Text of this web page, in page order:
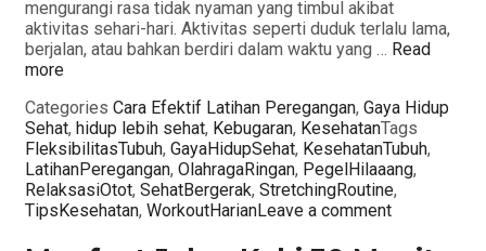
mengurangi rasa tidak nyaman yang timbul akibat
aktivitas sehari-hari. Aktivitas seperti duduk terlalu lama,
berjalan, atau bahkan berdiri dalam waktu yang … Read
more
Categories Cara Efektif Latihan Peregangan, Gaya Hidup
Sehat, hidup lebih sehat, Kebugaran, KesehatanTags
FleksibilitasTubuh, GayaHidupSehat, KesehatanTubuh,
LatihanPeregangan, OlahragaRingan, PegelHilaaang,
RelaksasiOtot, SehatBergerak, StretchingRoutine,
TipsKesehatan, WorkoutHarianLeave a comment